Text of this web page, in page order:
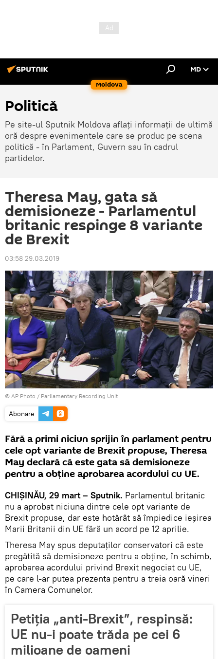
Moldova
MD
Politică
Pe site-ul Sputnik Moldova aflați informații de ultimă
oră despre evenimentele care se produc pe scena
politică - în Parlament, Guvern sau în cadrul
partidelor.
Theresa May, gata să
demisioneze - Parlamentul
britanic respinge 8 variante
de Brexit
03:58 29.03.2019
© AP Photo / Parliamentary Recording Unit
Abonare
Fără a primi niciun sprijin în parlament pentru
cele opt variante de Brexit propuse, Theresa
May declară că este gata să demisioneze
pentru a obține aprobarea acordului cu UE.
CHIȘINĂU, 29 mart – Sputnik. Parlamentul britanic
nu a aprobat niciuna dintre cele opt variante de
Brexit propuse, dar este hotărât să împiedice ieșirea
Marii Britanii din UE fără un acord pe 12 aprilie.
Theresa May spus deputaților conservatori că este
pregătită să demisioneze pentru a obţine, în schimb,
aprobarea acordului privind Brexit negociat cu UE,
pe care l-ar putea prezenta pentru a treia oară vineri
în Camera Comunelor.
Petiţia „anti-Brexit”, respinsă:
UE nu-i poate trăda pe cei 6
milioane de oameni